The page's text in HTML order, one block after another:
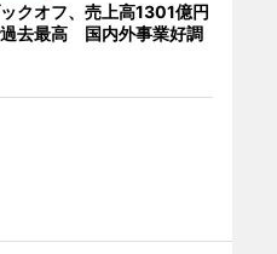
クオフ、売上高1301億円
去最高 国内外事業好調